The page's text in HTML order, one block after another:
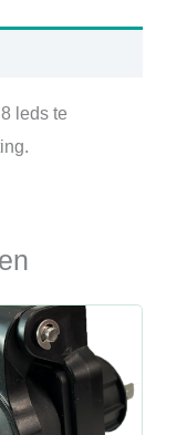
leds te